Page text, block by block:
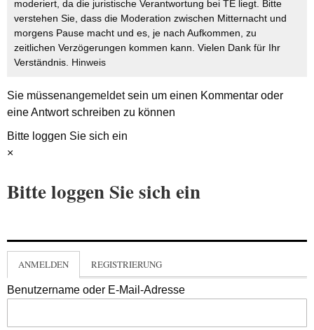
moderiert, da die juristische Verantwortung bei TE liegt. Bitte
verstehen Sie, dass die Moderation zwischen Mitternacht und
morgens Pause macht und es, je nach Aufkommen, zu
zeitlichen Verzögerungen kommen kann. Vielen Dank für Ihr
Verständnis. Hinweis
Sie müssenangemeldetsein um einen Kommentar oder
eine Antwort schreiben zu können
Bitte loggen Sie sich ein
×
Bitte loggen Sie sich ein
ANMELDEN REGISTRIERUNG
Benutzername oder E-Mail-Adresse